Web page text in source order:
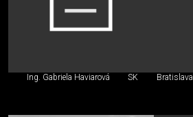
Ing. Gabriela Haviarová SK Bratislava